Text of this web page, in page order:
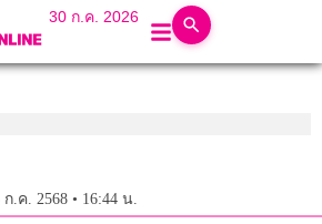
30 ก.ค. 2026
ก.ค. 2568 • 16:44 น.